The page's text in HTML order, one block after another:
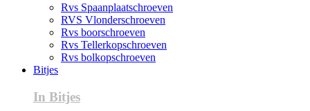
Rvs Spaanplaatschroeven
RVS Vlonderschroeven
Rvs boorschroeven
Rvs Tellerkopschroeven
Rvs bolkopschroeven
Bitjes
In Bitjes